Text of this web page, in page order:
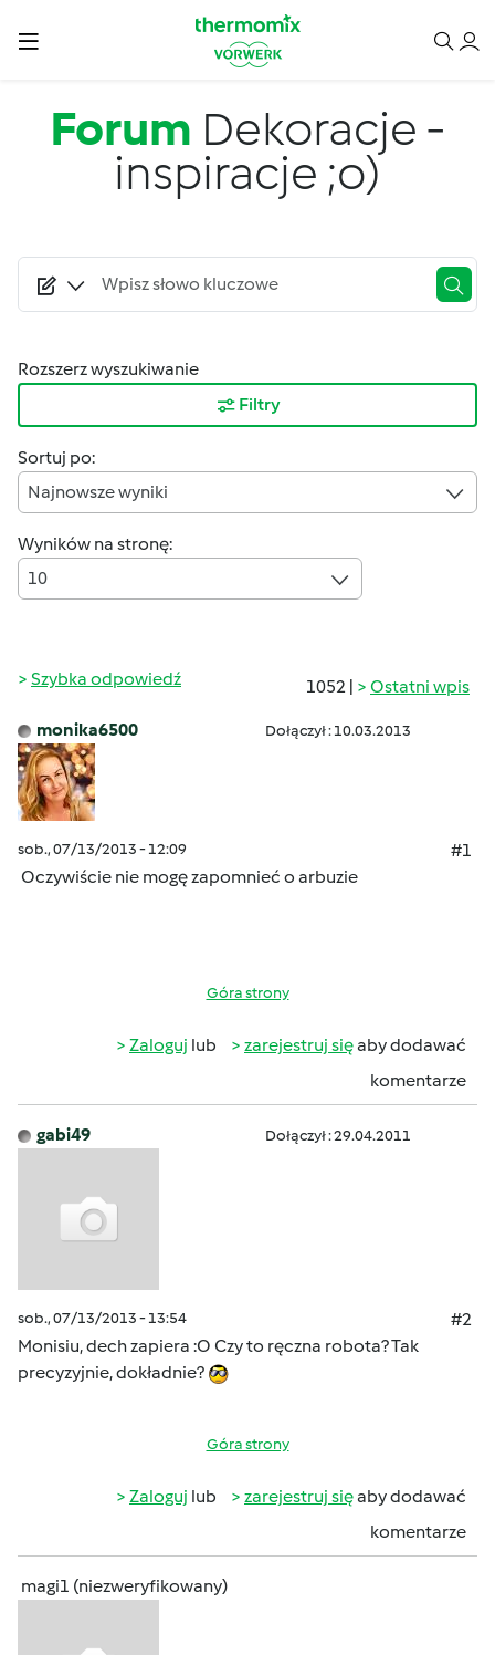
Forum Dekoracje -
inspiracje ;o)
Rozszerz wyszukiwanie
Filtry
Sortuj po:
Najnowsze wyniki
Wyników na stronę:
10
1052 | Ostatni wpis
Szybka odpowiedź
monika6500 Dołączył : 10.03.2013
sob., 07/13/2013 - 12:09
#1
Oczywiście nie mogę zapomnieć o arbuzie
Góra strony
Zaloguj lub zarejestruj sięaby dodawać
komentarze
gabi49 Dołączył : 29.04.2011
sob., 07/13/2013 - 13:54
#2
Monisiu, dech zapiera :O Czy to ręczna robota? Tak
precyzyjnie, dokładnie?
Góra strony
Zaloguj lub zarejestruj sięaby dodawać
komentarze
magi1 (niezweryfikowany)